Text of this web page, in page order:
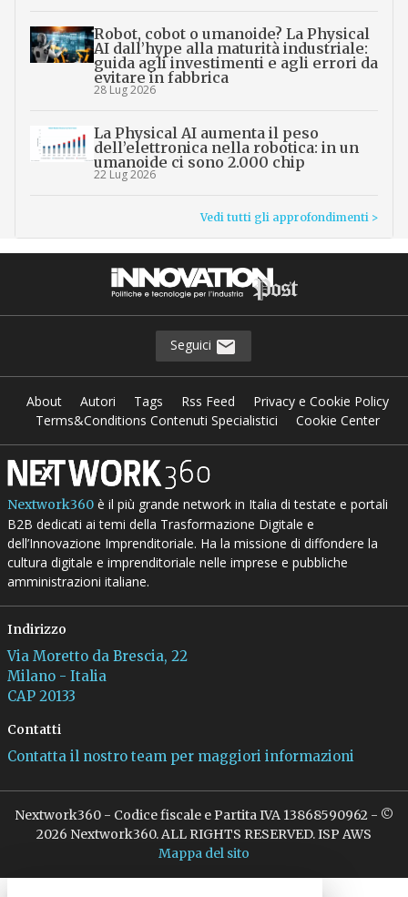
Robot, cobot o umanoide? La Physical
AI dall’hype alla maturità industriale:
guida agli investimenti e agli errori da
evitare in fabbrica
28 Lug 2026
La Physical AI aumenta il peso
dell’elettronica nella robotica: in un
umanoide ci sono 2.000 chip
22 Lug 2026
Vedi tutti gli approfondimenti >
Seguici
About Autori Tags Rss Feed
Privacy e Cookie Policy
Terms&Conditions Contenuti Specialistici
Cookie Center
Nextwork360è il più grande network in Italia di testate e portali
B2B dedicati ai temi della Trasformazione Digitale e
dell’Innovazione Imprenditoriale. Ha la missione di diffondere la
cultura digitale e imprenditoriale nelle imprese e pubbliche
amministrazioni italiane.
Indirizzo
Via Moretto da Brescia, 22
Milano - Italia
CAP 20133
Contatti
Contatta il nostro team per maggiori informazioni
Nextwork360 - Codice fiscale e Partita IVA 13868590962 - ©
2026 Nextwork360. ALL RIGHTS RESERVED. ISP AWS
Mappa del sito